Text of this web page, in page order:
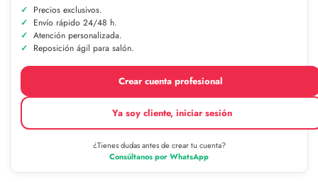
Precios exclusivos.
Envío rápido 24/48 h.
Atención personalizada.
Reposición ágil para salón.
Crear cuenta profesional
Ya soy cliente, iniciar sesión
¿Tienes dudas antes de crear tu cuenta?
Consúltanos por WhatsApp